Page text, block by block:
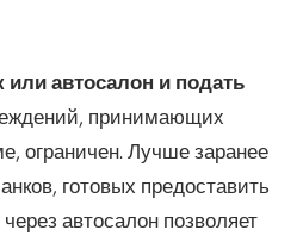
или автосалон и подать
принимающих
ограничен. Лучше заранее
готовых предоставить
автосалон позволяет